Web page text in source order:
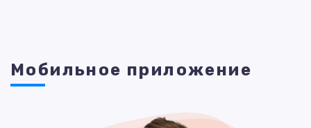
Мобильное приложение